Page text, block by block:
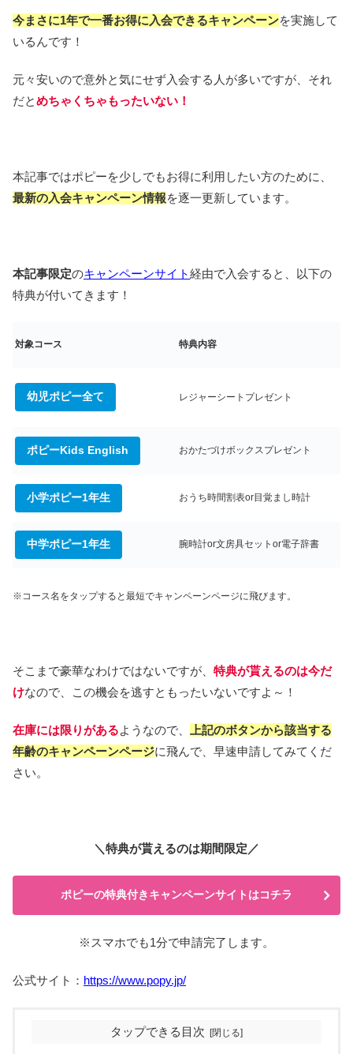
今まさに1年で一番お得に入会できるキャンペーンを実施して
いるんです！
元々安いので意外と気にせず入会する人が多いですが、それ
だとめちゃくちゃもったいない！
本記事ではポピーを少しでもお得に利用したい方のために、
最新の入会キャンペーン情報を逐一更新しています。
本記事限定のキャンペーンサイト経由で入会すると、以下の
特典が付いてきます！
対象コース 特典内容
幼児ポピー全て レジャーシートプレゼント
ポピーKids English おかたづけボックスプレゼント
小学ポピー1年生 おうち時間割表or目覚まし時計
中学ポピー1年生 腕時計or文房具セットor電子辞書
※コース名をタップすると最短でキャンペーンページに飛びます。
そこまで豪華なわけではないですが、 特典が貰えるのは今だ
けなので、この機会を逃すともったいないですよ～！
在庫には限りがあるようなので、
上記のボタンから該当する
年齢のキャンペーンページに飛んで、早速申請してみてくだ
さい。
＼特典が貰えるのは期間限定／
ポピーの特典付きキャンペーンサイトはコチラ
※スマホでも1分で申請完了します。
公式サイト： https://www.popy.jp/
タップできる目次